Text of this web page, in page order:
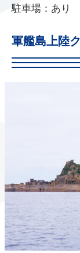
駐車場：あり
軍艦島上陸